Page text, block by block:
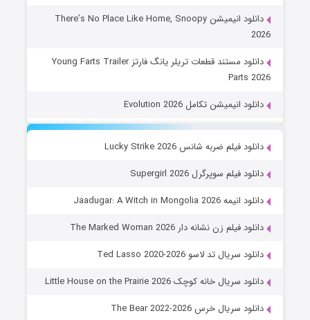
دانلود انیمیشن There’s No Place Like Home, Snoopy
2026
دانلود مستند قطعات تریلر یانگ فارتز Young Farts Trailer
Parts 2026
دانلود انیمیشن تکامل Evolution 2026
دانلود فیلم ضربه شانس Lucky Strike 2026
دانلود فیلم سوپرگرل Supergirl 2026
دانلود انیمه Jaadugar: A Witch in Mongolia 2026
دانلود فیلم زن نشانه دار The Marked Woman 2026
دانلود سریال تد لاسو Ted Lasso 2020-2026
دانلود سریال خانه کوچک Little House on the Prairie 2026
دانلود سریال خرس The Bear 2022-2026